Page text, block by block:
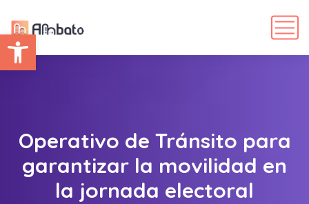
Abrir barra de herramientas
Operativo de Tránsito para
garantizar la movilidad en
la jornada electoral